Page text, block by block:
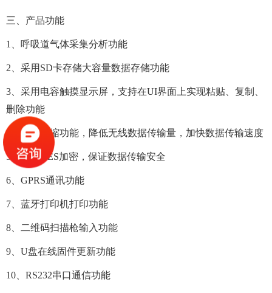
三、产品功能
1、呼吸道气体采集分析功能
2、采用SD卡存储大容量数据存储功能
3、采用电容触摸显示屏，支持在UI界面上实现粘贴、复制、
删除功能
4、数据压缩功能，降低无线数据传输量，加快数据传输速度
5、数据AES加密，保证数据传输安全
6、GPRS通讯功能
7、蓝牙打印机打印功能
8、二维码扫描枪输入功能
9、U盘在线固件更新功能
10、RS232串口通信功能